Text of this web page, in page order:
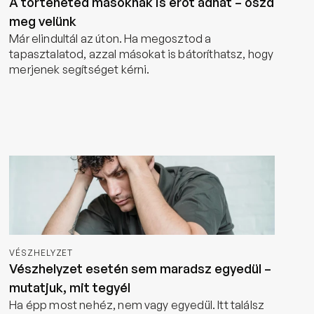
meg velünk
Már elindultál az úton. Ha megosztod a
tapasztalatod, azzal másokat is bátoríthatsz, hogy
merjenek segítséget kérni.
VÉSZHELYZET
Vészhelyzet esetén sem maradsz egyedül –
mutatjuk, mit tegyél
Ha épp most nehéz, nem vagy egyedül. Itt találsz